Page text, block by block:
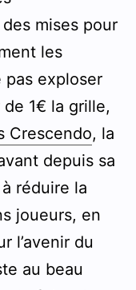
mises pour
les
pas exploser
1€ la grille,
Crescendo, la
depuis sa
réduire la
joueurs, en
l’avenir du
au beau